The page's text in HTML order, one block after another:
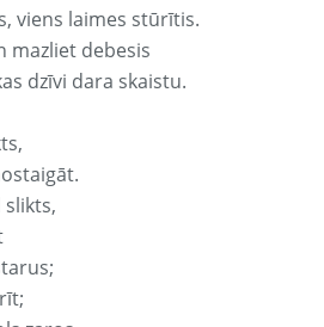
viens laimes stūrītis.
mazliet debesis
dzīvi dara skaistu.